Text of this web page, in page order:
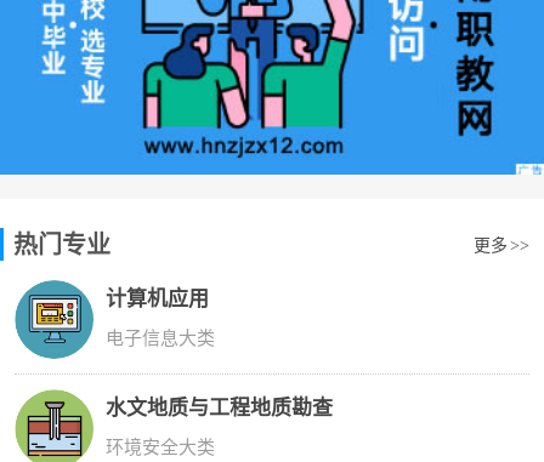
热门专业 更多 >>
计算机应用
电子信息大类
水文地质与工程地质勘查
环境安全大类